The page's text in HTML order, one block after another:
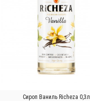
Сироп Ваниль Richeza 0,3л